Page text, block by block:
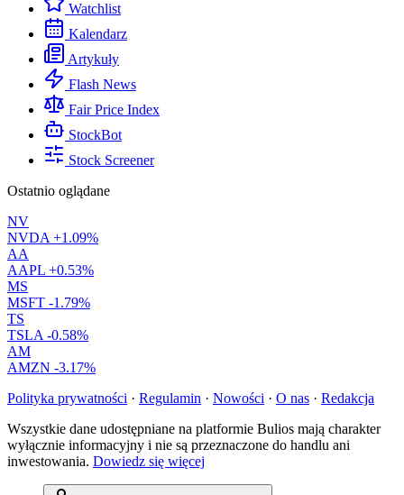
Watchlist
Kalendarz
Artykuły
Flash News
Fair Price Index
StockBot
Stock Screener
Ostatnio oglądane
NV
NVDA +1.09%
AA
AAPL +0.53%
MS
MSFT -1.79%
TS
TSLA -0.58%
AM
AMZN -3.17%
Polityka prywatności · Regulamin · Nowości · O nas · Redakcja
Wszystkie dane udostępniane na platformie Bulios mają charakter
wyłącznie informacyjny i nie są przeznaczone do handlu ani
inwestowania. Dowiedz się więcej